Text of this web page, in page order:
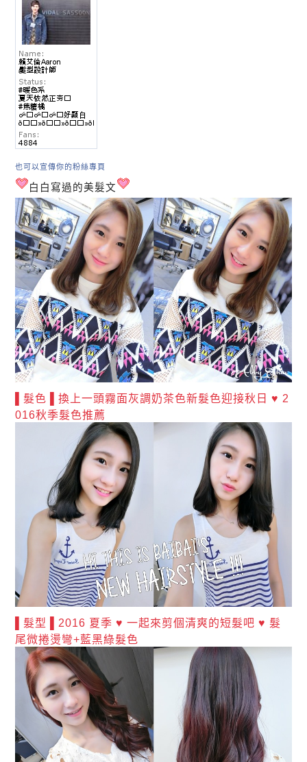
也可以宣傳你的粉絲專頁
白白寫過的美髮文
▌髮色 ▌換上一頭霧面灰調奶茶色新髮色迎接秋日 ♥ 2
016秋季髮色推薦
▌髮型 ▌2016 夏季 ♥ 一起來剪個清爽的短髮吧 ♥ 髮
尾微捲燙彎+藍黑綠髮色